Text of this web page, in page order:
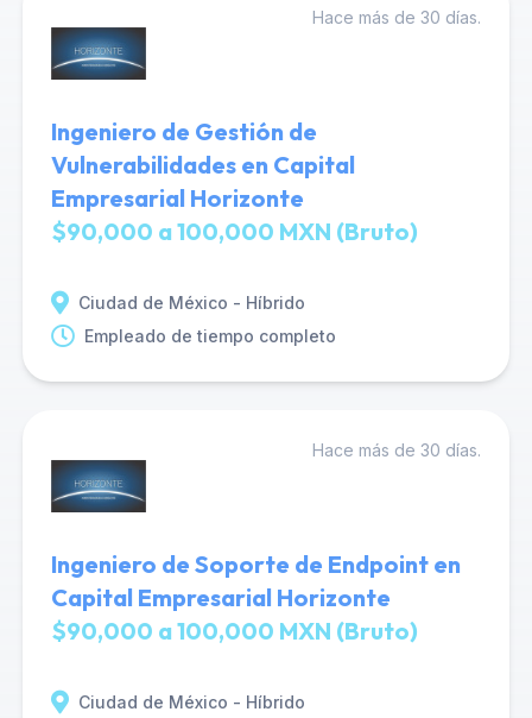
Hace más de 30 días.
Ingeniero de Gestión de
Vulnerabilidades en Capital
Empresarial Horizonte
$90,000 a 100,000 MXN (Bruto)
Ciudad de México - Híbrido
Empleado de tiempo completo
Hace más de 30 días.
Ingeniero de Soporte de Endpoint en
Capital Empresarial Horizonte
$90,000 a 100,000 MXN (Bruto)
Ciudad de México - Híbrido